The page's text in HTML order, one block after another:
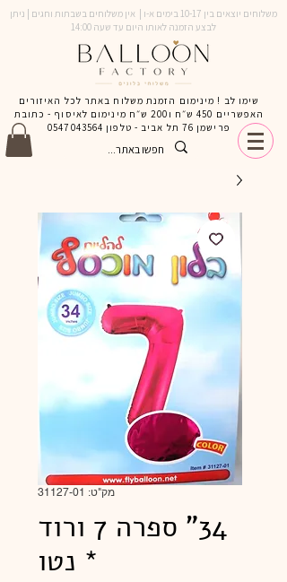
משלוחים יוצאים בין 10-17 בימים א-ו | אין משלוחים בשבתות וחגים | ניתן
לבצע הזמנה לאותו היום עד שעה 14:00
שימו לב ! מינימום הזמנת משלוח באתר לכל האיזורים
האפשריים 450 ש״ח ו200 ש״ח מינימום לאיסוף - כתובת
פרישמן 76 תל אביב - טלפון
0547043564
מק"ט: 31127-01
34" ספרה 7 ורוד
* נטו